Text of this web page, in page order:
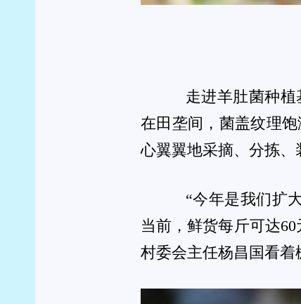
“小菌伞”撑起乡
菌从播种到采收仅需2至3个月。这批羊肚菌将
国各地消费者都能品尝到来自独山的鲜美滋味。
产业兴则乡村兴，近年来，甲里村积极探